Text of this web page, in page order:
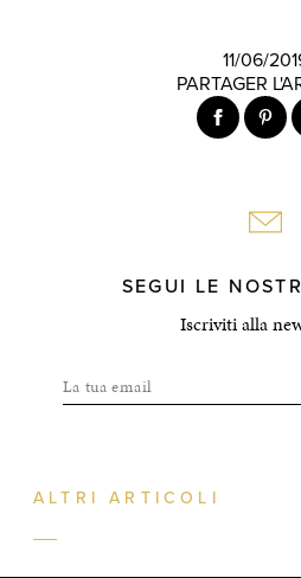
11/06/
PARTAGER
SEGUI LE
Iscriviti alla
La tua email
ALTRI ARTICOLI